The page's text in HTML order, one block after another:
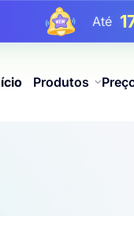
Até
Até
Produtos